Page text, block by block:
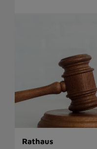
Rathaus